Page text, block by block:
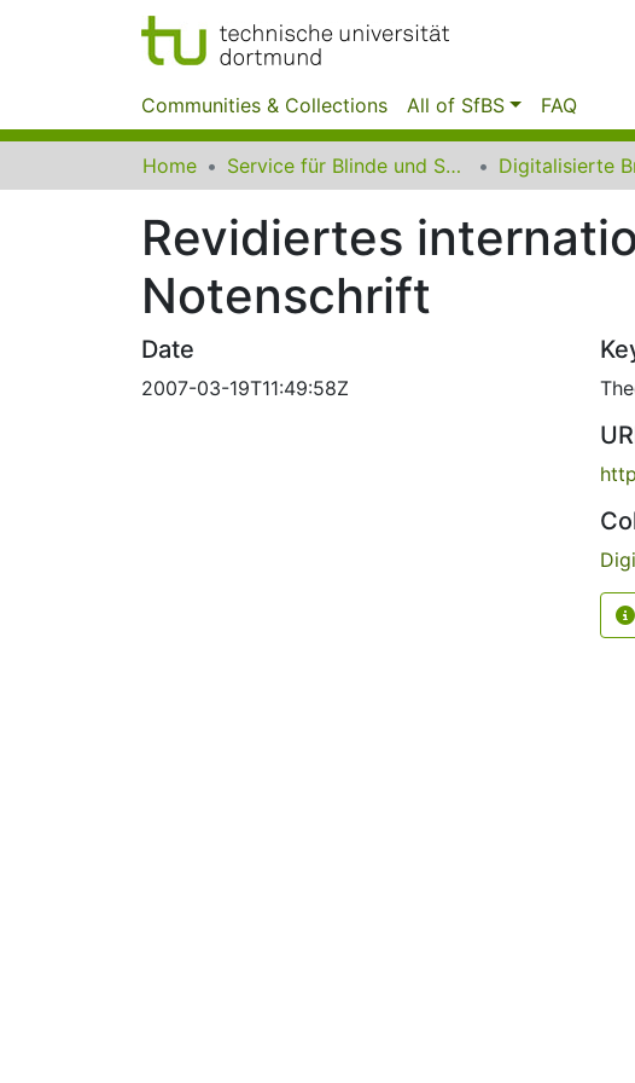
Communities & Collections All of SfBS FAQ
Home Service für Blinde und Sehbehinderte der UB Dortmund
Revidiertes
Notenschrift
Date
2007-03-19T11:49:58Z